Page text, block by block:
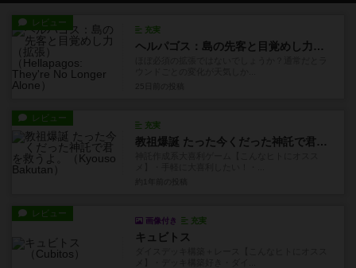
レビュー
充実
ヘルパゴス：島の先客と目覚めし力（拡張）
レビュー
充実
教祖爆誕 たった今くだった神託で君を救うよ。
レビュー
画像付き 充実
キュビトス